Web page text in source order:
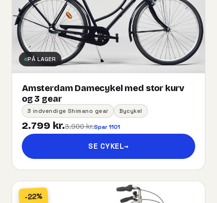
PÅ LAGER
Amsterdam Damecykel med stor kurv
og 3 gear
3 indvendige Shimano gear Bycykel
2.799 kr.3.900 kr.Spar 1101
SE CYKEL→
-22%